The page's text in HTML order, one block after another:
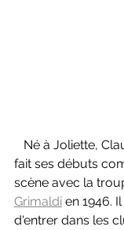
fait ses débuts
scène avec la
Grimaldi en 1946.
d'entrer dans les